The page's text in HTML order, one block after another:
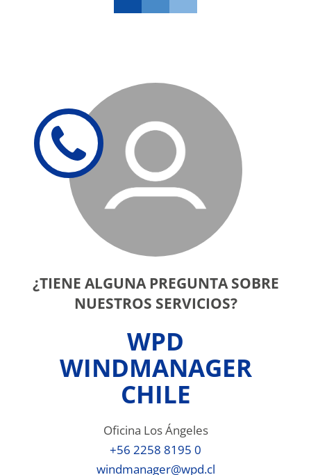
¿TIENE ALGUNA PREGUNTA SOBRE
NUESTROS SERVICIOS?
WPD
WINDMANAGER
CHILE
Oficina Los Ángeles
+56 2258 8195 0
windmanager@wpd.cl